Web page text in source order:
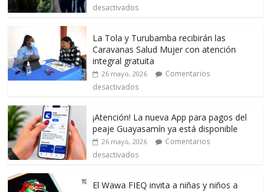
desactivados
La Tola y Turubamba recibirán las
Caravanas Salud Mujer con atención
integral gratuita
26 mayo, 2026
Comentarios
desactivados
¡Atención! La nueva App para pagos del
peaje Guayasamín ya está disponible
26 mayo, 2026
Comentarios
desactivados
El Wawa FIEQ invita a niñas y niños a